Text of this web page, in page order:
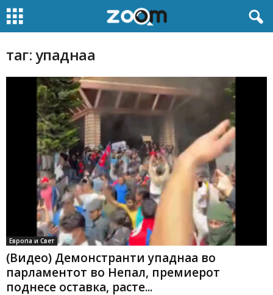
таг: упаднаа
Европа и Свет
(Видео) Демонстранти упаднаа во
парламентот во Непал, премиерот
поднесе оставка, расте...